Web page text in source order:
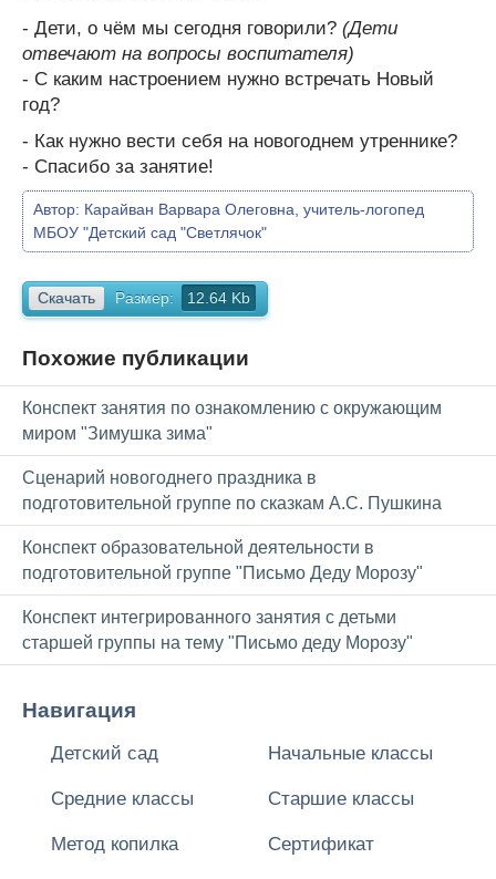
- Дети, о чём мы сегодня говорили? (Дети
отвечают на вопросы воспитателя)
- С каким настроением нужно встречать Новый
год?
- Как нужно вести себя на новогоднем утреннике?
- Спасибо за занятие!
Автор: Карайван Варвара Олеговна, учитель-логопед
МБОУ "Детский сад "Светлячок"
Скачать Размер: 12.64 Kb
Похожие публикации
Конспект занятия по ознакомлению с окружающим
миром "Зимушка зима"
Сценарий новогоднего праздника в
подготовительной группе по сказкам А.С. Пушкина
Конспект образовательной деятельности в
подготовительной группе "Письмо Деду Морозу"
Конспект интегрированного занятия с детьми
старшей группы на тему "Письмо деду Морозу"
Навигация
Детский сад Начальные классы
Средние классы Старшие классы
Метод копилка Сертификат